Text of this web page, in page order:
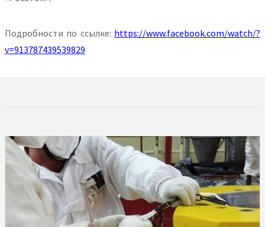
Подробности по ссылке: https://www.facebook.com/watch/?
v=913787439539829